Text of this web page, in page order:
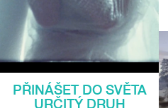
PŘINÁŠET DO SVĚTA
URČITÝ DRUH